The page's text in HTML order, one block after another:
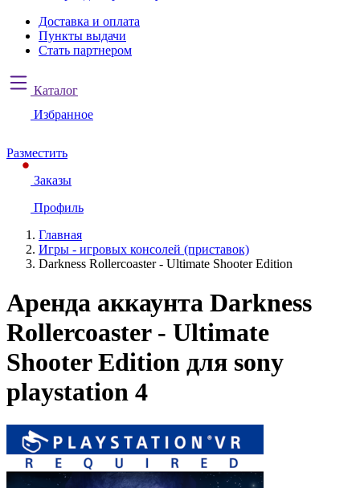
Доставка и оплата
Пункты выдачи
Стать партнером
Каталог
Избранное
Разместить
Заказы
Профиль
Главная
Игры - игровых консолей (приставок)
Darkness Rollercoaster - Ultimate Shooter Edition
Аренда аккаунта Darkness
Rollercoaster - Ultimate
Shooter Edition для sony
playstation 4